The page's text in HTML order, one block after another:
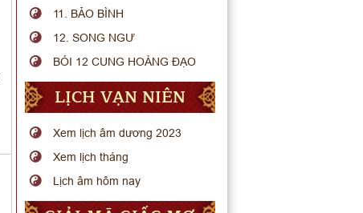
11. BẢO BÌNH
12. SONG NGƯ
BÓI 12 CUNG HOÀNG ĐẠO
LỊCH VẠN NIÊN
Xem lịch âm dương 2023
Xem lịch tháng
Lịch âm hôm nay